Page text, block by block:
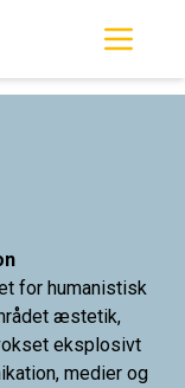
for humanistisk
æstetik,
eksplosivt
medier og